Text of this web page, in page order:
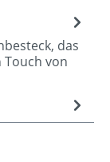
das
von